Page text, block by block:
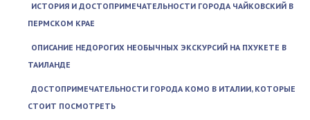
ИСТОРИЯ И ДОСТОПРИМЕЧАТЕЛЬНОСТИ ГОРОДА ЧАЙКОВСКИЙ В
ПЕРМСКОМ КРАЕ
ОПИСАНИЕ НЕДОРОГИХ НЕОБЫЧНЫХ ЭКСКУРСИЙ НА ПХУКЕТЕ В
ТАИЛАНДЕ
ДОСТОПРИМЕЧАТЕЛЬНОСТИ ГОРОДА КОМО В ИТАЛИИ, КОТОРЫЕ
СТОИТ ПОСМОТРЕТЬ